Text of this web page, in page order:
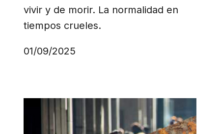
vivir y de morir. La normalidad en
tiempos crueles.
01/09/2025